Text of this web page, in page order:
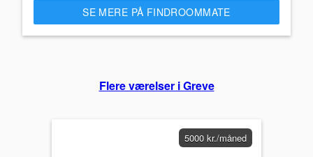
SE MERE PÅ FINDROOMMATE
Flere værelser i Greve
5000 kr./måned